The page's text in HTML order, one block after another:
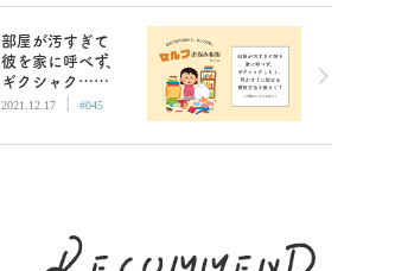
部屋が汚すぎて
彼を家に呼べず、
ギクシャク…す
ぐにできる掃除
集部セルフお悩
2021.12.17 | #045